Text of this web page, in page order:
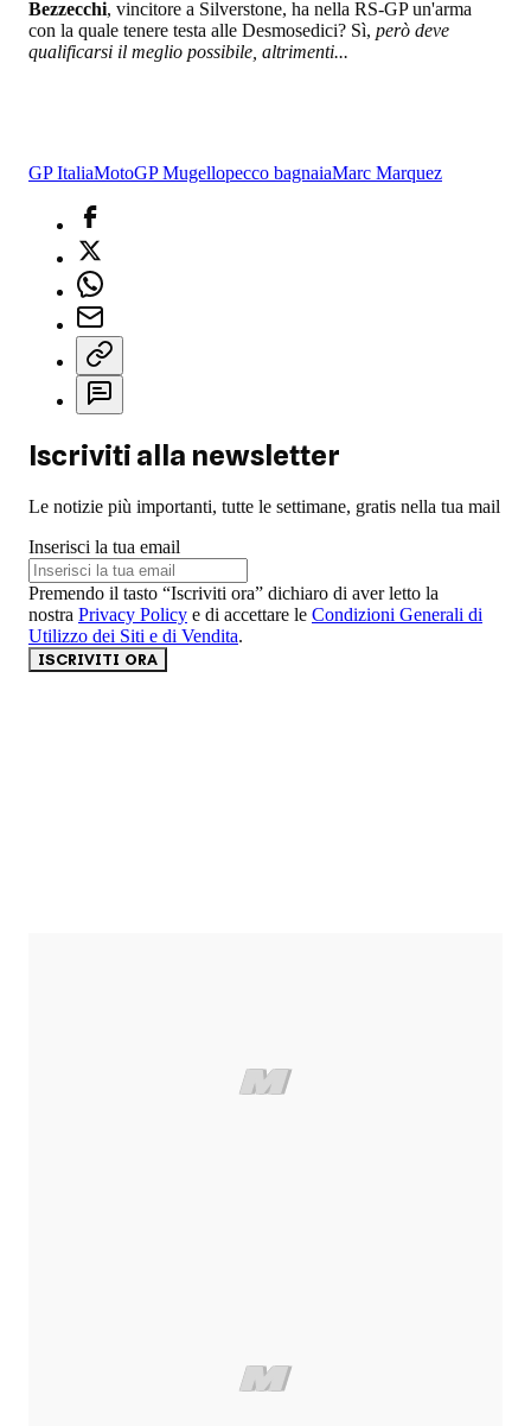
Bezzecchi, vincitore a Silverstone, ha nella RS-GP un'arma
con la quale tenere testa alle Desmosedici? Sì, però deve
qualificarsi il meglio possibile, altrimenti...
GP ItaliaMotoGP Mugellopecco bagnaiaMarc Marquez
Iscriviti alla newsletter
Le notizie più importanti, tutte le settimane, gratis nella tua mail
Inserisci la tua email
Premendo il tasto “Iscriviti ora” dichiaro di aver letto la
nostra Privacy Policy e di accettare le Condizioni Generali di
Utilizzo dei Siti e di Vendita.
ISCRIVITI ORA